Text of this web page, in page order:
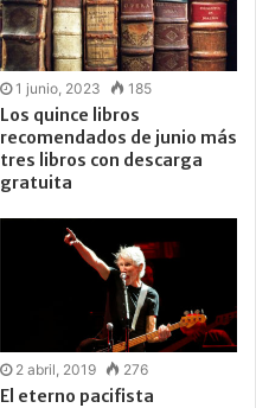
1 junio, 2023 185
Los quince libros
recomendados de junio más
tres libros con descarga
gratuita
2 abril, 2019 276
El eterno pacifista